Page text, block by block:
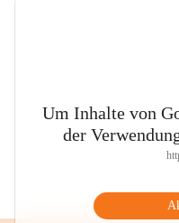
Um Inhalte von
der